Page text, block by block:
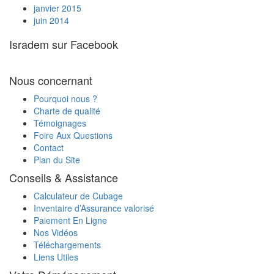
hôpital en Israël ?
Je suis handicapé, pourrais-je recevoir un
souhaite importer ?
charger avec des cartons ?
Quels documents sont nécessaires pour
transporter ma voiture d'Israël en France ?
janvier 2015
juin 2014
Isradem sur Facebook
Nous concernant
Pourquoi nous ?
Charte de qualité
Témoignages
Foire Aux Questions
Contact
Plan du Site
Conseils & Assistance
Calculateur de Cubage
Inventaire d’Assurance valorisé
Paiement En Ligne
Nos Vidéos
Téléchargements
Liens Utiles